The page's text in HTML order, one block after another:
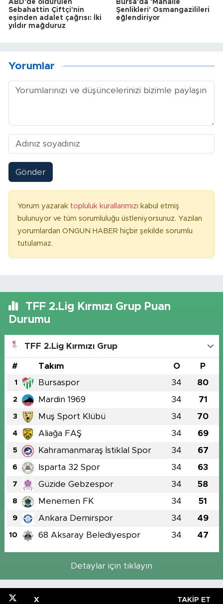
ABD'de öldürülen
Sebahattin Çiftçi'nin
eşinden adalet çağrısı: İki
yıldır mağduruz
Bursa'da 'Mahalle
Şenlikleri' Osmangazilileri
eğlendiriyor
Yorumlar
Gönder
Yorum yazarak topluluk kurallarımızı kabul etmiş
bulunuyor ve tüm sorumluluğu üstleniyorsunuz. Yazılan
yorumlardan ONGUN HABER hiçbir şekilde sorumlu
tutulamaz.
TFF 2.Lig Kırmızı Grup Puan
Durumu
TFF 2.Lig Kırmızı Grup
# Takım O P
1 Bursaspor 34 80
2 Mardin 1969 34 71
3 Muş Sport Klübü 34 70
4 Aliağa FAŞ 34 69
5 Kahramanmaraş İstiklal Spor 34 67
6 Isparta 32 Spor 34 63
7 Güzide Gebzespor 34 58
8 Menemen FK 34 51
9 Ankara Demirspor 34 49
10 68 Aksaray Belediyespor 34 47
Detaylar için tıklayın
X TAKIP ET